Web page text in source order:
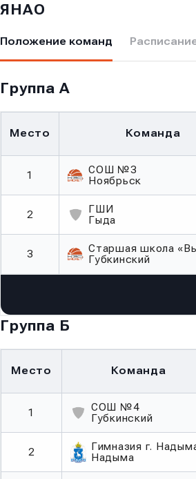
ЯНАО
Положение команд
Группа А
Место Команда
1
СОШ №3
Ноябрьск
2
ГШИ
Гыда
3
Старшая школа
Губкинский
Группа Б
Место Команда
1
СОШ №4
Губкинский
2
Гимназия г.
Надыма